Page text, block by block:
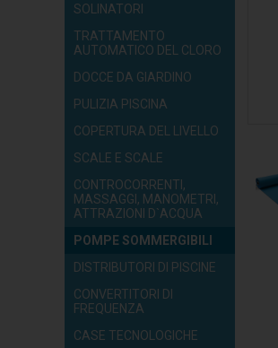
SOLINATORI
TRATTAMENTO
AUTOMATICO DEL CLORO
DOCCE DA GIARDINO
PULIZIA PISCINA
COPERTURA DEL LIVELLO
SCALE E SCALE
CONTROCORRENTI,
MASSAGGI, MANOMETRI,
ATTRAZIONI D`ACQUA
POMPE SOMMERGIBILI
DISTRIBUTORI DI PISCINE
CONVERTITORI DI
FREQUENZA
CASE TECNOLOGICHE